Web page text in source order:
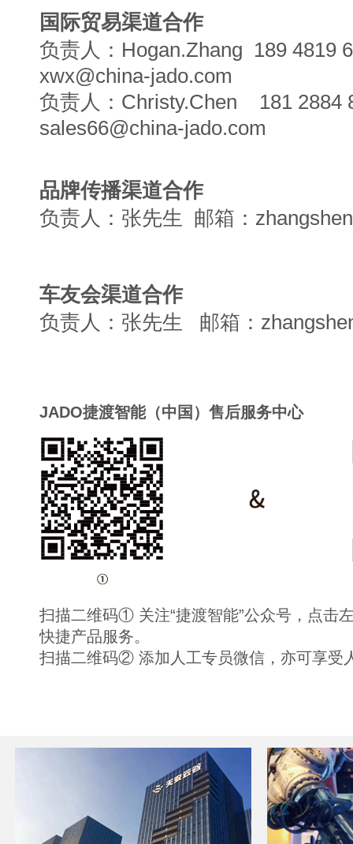
国际贸易渠道合作
负责人： Hogan.Zhang 189 4819
xwx@china-jado.com
负责人：Christy.Chen 181
sales66@china-jado.com
品牌传播渠道合作
负责人：张先生 邮箱：
车友会渠道合作
负责人：张先生 邮箱：
JADO捷渡智能（中国）售后服务中心
扫描二维码① 关注“捷渡智能”公众号，点击
快捷产品服务。
扫描二维码② 添加人工专员微信，亦可享受